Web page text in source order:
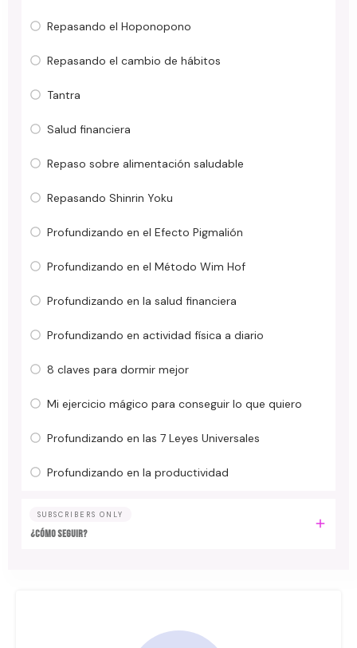
Repasando el Hoponopono
Repasando el cambio de hábitos
Tantra
Salud financiera
Repaso sobre alimentación saludable
Repasando Shinrin Yoku
Profundizando en el Efecto Pigmalión
Profundizando en el Método Wim Hof
Profundizando en la salud financiera
Profundizando en actividad física a diario
8 claves para dormir mejor
Mi ejercicio mágico para conseguir lo que quiero
Profundizando en las 7 Leyes Universales
Profundizando en la productividad
SUBSCRIBERS ONLY
¿CÓMO SEGUIR?